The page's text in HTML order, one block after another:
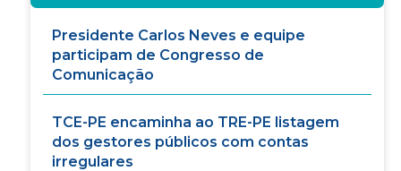
Presidente Carlos Neves e equipe
participam de Congresso de
Comunicação
TCE-PE encaminha ao TRE-PE listagem
dos gestores públicos com contas
irregulares